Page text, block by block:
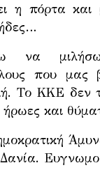
η πόρτα και
να
που μας
Το ΚΚΕ δεν
και